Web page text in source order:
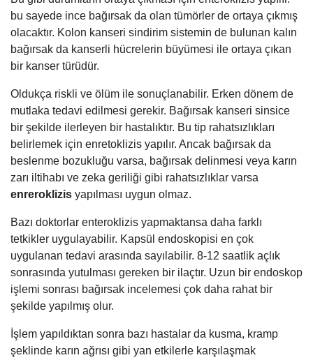
bu sayede ince bağırsak da olan tümörler de ortaya çıkmış
olacaktır. Kolon kanseri sindirim sistemin de bulunan kalın
bağırsak da kanserli hücrelerin büyümesi ile ortaya çıkan
bir kanser türüdür.
Oldukça riskli ve ölüm ile sonuçlanabilir. Erken dönem de
mutlaka tedavi edilmesi gerekir. Bağırsak kanseri sinsice
bir şekilde ilerleyen bir hastalıktır. Bu tip rahatsızlıkları
belirlemek için enretoklizis yapılır. Ancak bağırsak da
beslenme bozukluğu varsa, bağırsak delinmesi veya karın
zarı iltihabı ve zeka geriliği gibi rahatsızlıklar varsa
enreroklizis yapılması uygun olmaz.
Bazı doktorlar enteroklizis yapmaktansa daha farklı
tetkikler uygulayabilir. Kapsül endoskopisi en çok
uygulanan tedavi arasında sayılabilir. 8-12 saatlik açlık
sonrasında yutulması gereken bir ilaçtır. Uzun bir endoskop
işlemi sonrası bağırsak incelemesi çok daha rahat bir
şekilde yapılmış olur.
İşlem yapıldıktan sonra bazı hastalar da kusma, kramp
şeklinde karın ağrısı gibi yan etkilerle karşılaşmak